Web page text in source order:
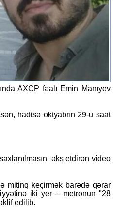
AXCP fəalı Emin Manıyev
hadisə oktyabrın 29-u saat
əks etdirən video
mitinq keçirmək barədə qərar
iki yer – metronun "28
edilib.